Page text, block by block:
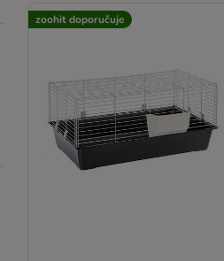
zoohit doporučuje